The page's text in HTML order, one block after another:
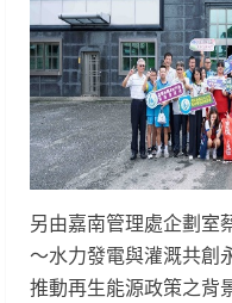
另由嘉南管理處企劃室
〜水力發電與灌溉共創
推動再生能源政策之背